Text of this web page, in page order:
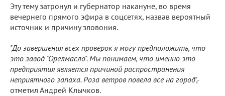
Эту тему затронул и губернатор накануне, во время
вечернего прямого эфира в соцсетях, назвав вероятный
источник и причину зловония.
"До завершения всех проверок я могу предположить, что
это завод "Орелмасло". Мы понимаем, что именно это
предприятия является причиной распространения
неприятного запаха. Роза ветров повела все на город",-
отметил Андрей Клычков.